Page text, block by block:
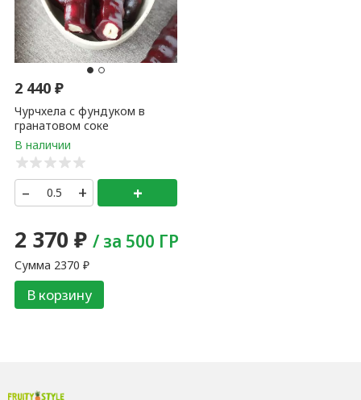
2 440₽
Чурчхела с фундуком в
гранатовом соке
– + +
2 370₽ / за 500 ГР
Сумма 2370 ₽
В корзину